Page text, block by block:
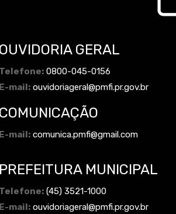
OUVIDORIA GERAL
Telefone: 0800-045-0156
E-mail: ouvidoriageral@pmfi.pr.gov.br
COMUNICAÇÃO
E-mail: comunica.pmfi@gmail.com
PREFEITURA MUNICIPAL
Telefone: (45) 3521-1000
E-mail: ouvidoriageral@pmfi.pr.gov.br